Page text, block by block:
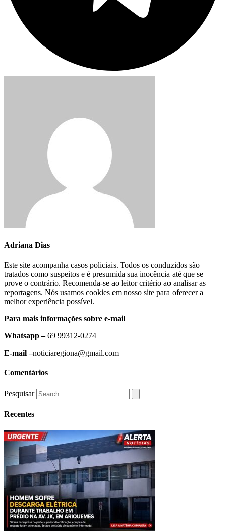
Adriana Dias
Este site acompanha casos policiais. Todos os conduzidos são
tratados como suspeitos e é presumida sua inocência até que se
prove o contrário. Recomenda-se ao leitor critério ao analisar as
reportagens. Nós usamos cookies em nosso site para oferecer a
melhor experiência possível.
Para mais informações sobre e-mail
Whatsapp –69 99312-0274
E-mail –noticiaregiona@gmail.com
Comentários
Pesquisar
Recentes